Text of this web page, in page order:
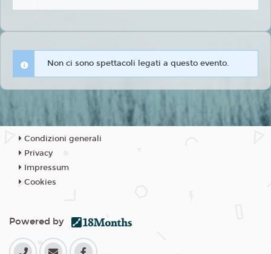
Non ci sono spettacoli legati a questo evento.
Condizioni generali
Privacy
Impressum
Cookies
Powered by